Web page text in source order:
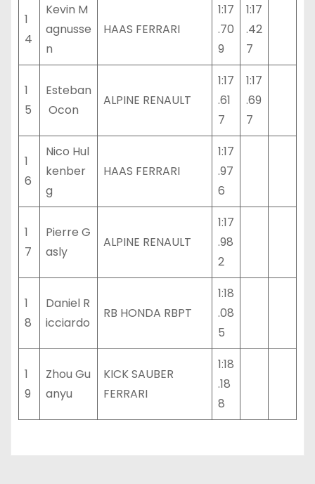
1
4
Kevin M
agnusse
n
HAAS FERRARI
1:17
.70
9
1:17
.42
7
1
5
Esteban
Ocon
ALPINE RENAULT
1:17
.61
7
1:17
.69
7
1
6
Nico Hul
kenber
g
HAAS FERRARI
1:17
.97
6
1
7
Pierre G
asly
ALPINE RENAULT
1:17
.98
2
1
8
Daniel R
icciardo
RB HONDA RBPT
1:18
.08
5
1
9
Zhou Gu
anyu
KICK SAUBER
FERRARI
1:18
.18
8